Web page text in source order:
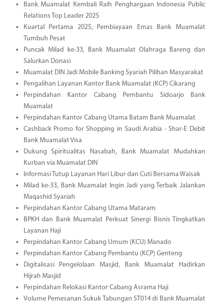
Bank Muamalat Kembali Raih Penghargaan Indonesia Public
Relations Top Leader 2025
Kuartal Pertama 2025, Pembiayaan Emas Bank Muamalat
Tumbuh Pesat
Puncak Milad ke-33, Bank Muamalat Olahraga Bareng dan
Salurkan Donasi
Muamalat DIN Jadi Mobile Banking Syariah Pilihan Masyarakat
Pengalihan Layanan Kantor Bank Muamalat (KCP) Cikarang
Perpindahan Kantor Cabang Pembantu Sidoarjo Bank
Muamalat
Perpindahan Kantor Cabang Utama Batam Bank Muamalat
Cashback Promo for Shopping in Saudi Arabia - Shar-E Debit
Bank Muamalat Visa
Dukung Spiritualitas Nasabah, Bank Muamalat Mudahkan
Kurban via Muamalat DIN
Informasi Tutup Layanan Hari Libur dan Cuti Bersama Waisak
Milad ke-33, Bank Muamalat Ingin Jadi yang Terbaik Jalankan
Maqashid Syariah
Perpindahan Kantor Cabang Utama Mataram
BPKH dan Bank Muamalat Perkuat Sinergi Bisnis Tingkatkan
Layanan Haji
Perpindahan Kantor Cabang Umum (KCU) Manado
Perpindahan Kantor Cabang Pembantu (KCP) Genteng
Digitalisasi Pengelolaan Masjid, Bank Muamalat Hadirkan
Hijrah Masjid
Perpindahan Relokasi Kantor Cabang Asrama Haji
Volume Pemesanan Sukuk Tabungan ST014 di Bank Muamalat